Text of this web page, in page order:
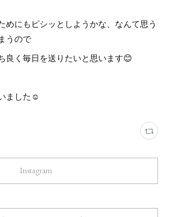
めにもピシッとしようかな、なんて思う
うので
良く毎日を送りたいと思います😊
ました☺️
Instagram